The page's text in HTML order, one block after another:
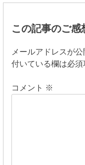
稿
ビ
ゲ
この記事のご感
メールアドレスが
付いている欄は必須
コメント ※